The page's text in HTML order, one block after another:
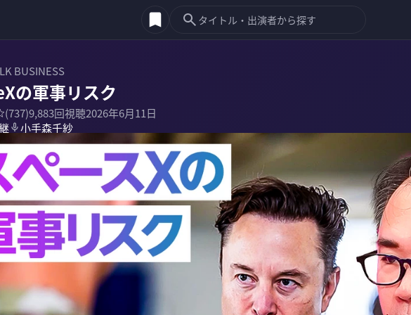
BUSINESS
の軍事リスク
(737)9,883回視聴2026年6月11日
小手森千紗